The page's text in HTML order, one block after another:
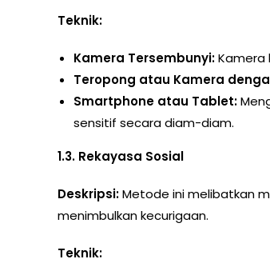
Teknik:
Kamera Tersembunyi:Kamera
Teropong atau Kamera
Smartphone atau Tablet:
sensitif secara diam-diam.
1.3. Rekayasa Sosial
Deskripsi:Metode ini melibatkan
menimbulkan kecurigaan.
Teknik: